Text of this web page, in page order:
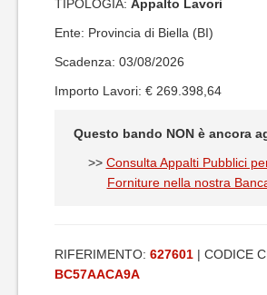
TIPOLOGIA: Appalto Lavori
Ente: Provincia di Biella (BI)
Scadenza: 03/08/2026
Importo Lavori: € 269.398,64
Questo bando NON è ancora
>> Consulta Appalti Pubblici
Forniture nella nostra
RIFERIMENTO: 627601 | CODICE
BC57AACA9A